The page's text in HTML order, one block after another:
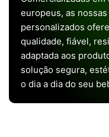
europeus, as
personalizados
qualidade, fiável,
adaptada aos
solução segura,
o dia a dia do seu